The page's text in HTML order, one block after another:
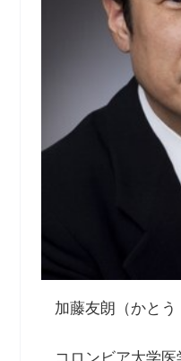
加藤友朗（かとう